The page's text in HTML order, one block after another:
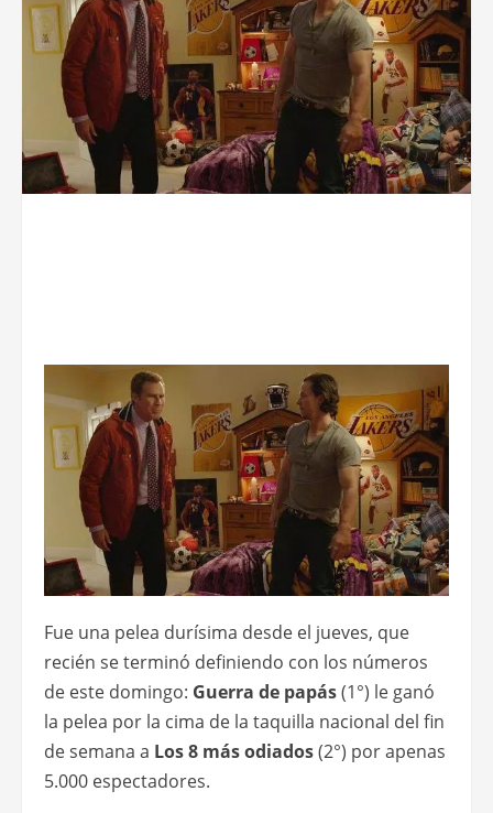
Fue una pelea durísima desde el jueves, que
recién se terminó definiendo con los números
de este domingo: Guerra de papás(1°) le ganó
la pelea por la cima de la taquilla nacional del fin
de semana a Los 8 más odiados(2°) por apenas
5.000 espectadores.